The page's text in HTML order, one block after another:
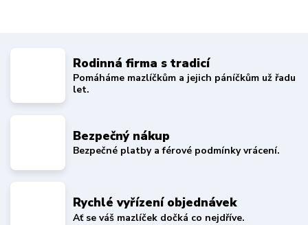
Rodinná firma s tradicí
Pomáháme mazlíčkům a jejich páníčkům už řadu
let.
Bezpečný nákup
Bezpečné platby a férové podmínky vrácení.
Rychlé vyřízení objednávek
Ať se váš mazlíček dočká co nejdříve.